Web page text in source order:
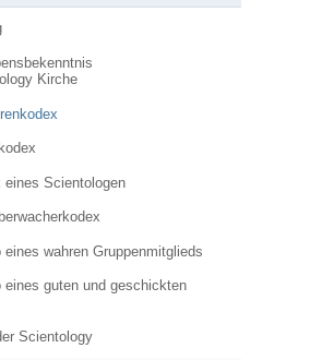
Kirche
eines Scientologen
eines wahren Gruppenmitglieds
eines guten und geschickten
Scientology